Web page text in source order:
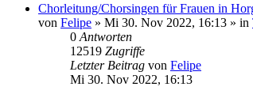
Chorleitung/Chorsingen für Frauen in
von Felipe » Mi 30. Nov 2022, 16:13 » in
0 Antworten
12519 Zugriffe
Letzter Beitrag von Felipe
Mi 30. Nov 2022, 16:13